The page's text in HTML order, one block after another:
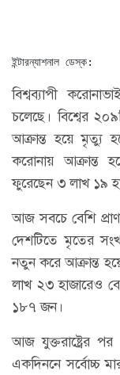
ইন্টারন্যাশনাল ডেস্ক:
বিশ্বব্যাপী
চলেছে। বিশ্বের
আক্রান্ত হয়ে মৃত্যু
করোনায় আক্রান্ত
ফুরেছেন ৩ লাখ ১৯
আজ সবচে বেশি
দেশটিতে মৃতের
নতুন করে আক্রান্ত
লাখ ২৩ হাজারেও
১৮৭ জন।
আজ যুক্তরাষ্ট্রের
একদিননে সর্বোচ্চ